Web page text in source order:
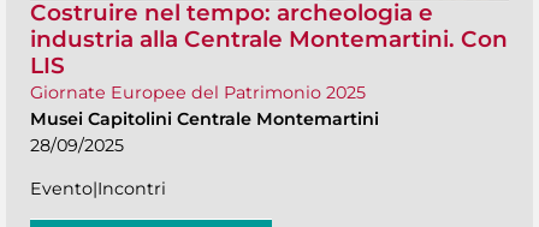
Costruire nel tempo: archeologia e
industria alla Centrale Montemartini. Con
LIS
Giornate Europee del Patrimonio 2025
Musei Capitolini Centrale Montemartini
28/09/2025
Evento|Incontri